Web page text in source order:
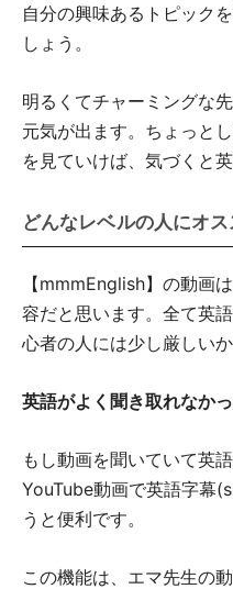
自分の興味あるトピック
しょう。
明るくてチャーミングな
元気が出ます。ちょっと
を見ていけば、気づくと
どんなレベルの人にオス
【mmmEnglish】の動画
容だと思います。全て英
心者の人には少し厳しいか
英語がよく聞き取れなか
もし動画を聞いていて英
YouTube動画で英語字幕
うと便利です。
この機能は、エマ先生の